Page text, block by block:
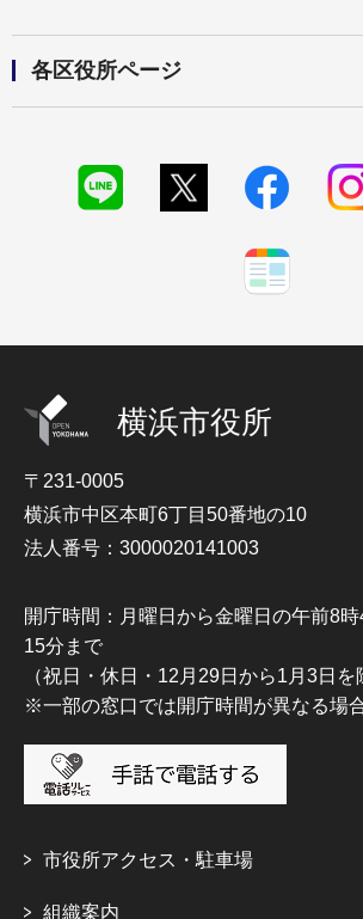
各区役所ページ
横浜市役所
〒231-0005
横浜市中区本町6丁目50番地の10
法人番号：3000020141003
開庁時間：月曜日から金曜日の午前8
15分まで
（祝日・休日・12月29日から1月3日を
※一部の窓口では開庁時間が異なる場
市役所アクセス・駐車場
組織案内